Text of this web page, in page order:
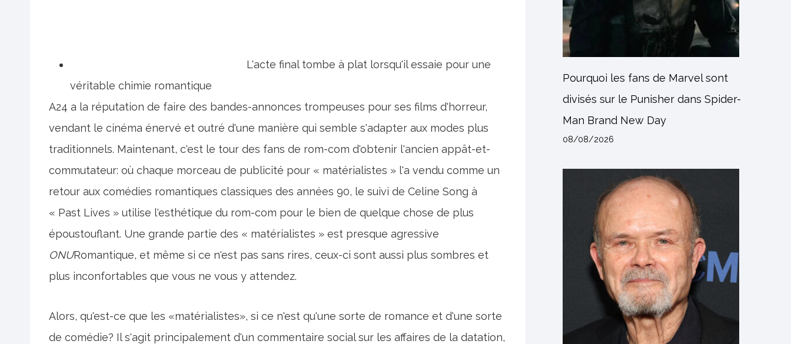
L'acte final tombe à plat lorsqu'il essaie pour une
véritable chimie romantique
A24 a la réputation de faire des bandes-annonces trompeuses pour ses films d'horreur,
vendant le cinéma énervé et outré d'une manière qui semble s'adapter aux modes plus
traditionnels. Maintenant, c'est le tour des fans de rom-com d'obtenir l'ancien appât-et-
commutateur: où chaque morceau de publicité pour « matérialistes » l'a vendu comme un
retour aux comédies romantiques classiques des années 90, le suivi de Celine Song à
« Past Lives » utilise l'esthétique du rom-com pour le bien de quelque chose de plus
époustouflant. Une grande partie des « matérialistes » est presque agressive
ONURomantique, et même si ce n'est pas sans rires, ceux-ci sont aussi plus sombres et
plus inconfortables que vous ne vous y attendez.
Alors, qu'est-ce que les «matérialistes», si ce n'est qu'une sorte de romance et d'une sorte
de comédie? Il s'agit principalement d'un commentaire social sur les affaires de la datation,
Pourquoi les fans de Marvel sont
divisés sur le Punisher dans Spider-
Man Brand New Day
08/08/2026